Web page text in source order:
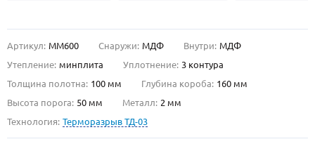
О НАС
Металлические двери от производителя с доставкой и установкой в
Артикул: ММ600 Снаружи: МДФ Внутри: МДФ
Утепление: минплита Уплотнение: 3 контура
Толщина полотна: 100 мм Глубина короба: 160 мм
Высота порога: 50 мм Металл: 2 мм
Технология: Терморазрыв ТД-03